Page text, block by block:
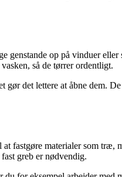
op på vinduer
så de tørrer ordentligt.
det lettere at åbne dem.
materialer som træ,
greb er nødvendig.